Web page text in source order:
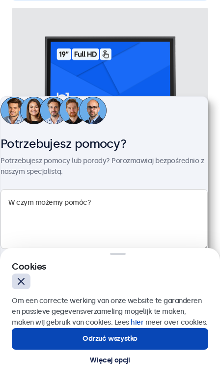
Monitor Dotykowy 19" Metalowy
Kod produktu:19TS7M
2 599,00 zł
3 196,77 zł z VAT
Szczegóły
Dodaj do koszyka
Potrzebujesz pomocy?
Potrzebujesz pomocy lub porady? Porozmawiaj bezpośrednio z
naszym specjalistą.
Wyślij
Lub zadzwoń pod numer:22 397 04 43
Potrzebujesz pomocy?
Kontakt ze specjalistą.
Cookies
Om een correcte werking van onze website te garanderen
en passieve gegevensverzameling mogelijk te maken,
maken wij gebruik van cookies. Lees hiermeer over cookies.
Odrzuć wszystko
Więcej opcji